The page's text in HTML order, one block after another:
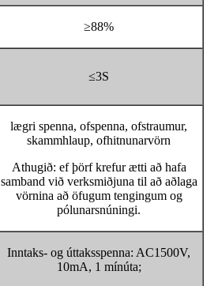
≥88%
≤3S
lægri spenna, ofspenna, ofstraumur,
skammhlaup, ofhitnunarvörn
Athugið: ef þörf krefur ætti að hafa
samband við verksmiðjuna til að aðlaga
vörnina að öfugum tengingum og
pólunarsnúningi.
Inntaks- og úttaksspenna: AC1500V,
10mA, 1 mínúta;